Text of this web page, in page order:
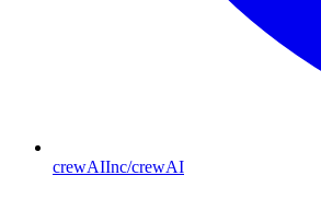
crewAIInc/crewAI